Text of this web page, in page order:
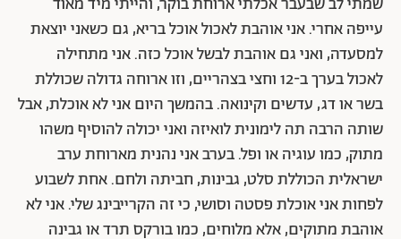
שמתי לב שבעבר אכלתי ארוחת בוקר, והייתי מיד מאוד
עייפה אחרי. אני אוהבת לאכול אוכל בריא, גם כשאני יוצאת
למסעדה, ואני גם אוהבת לבשל אוכל כזה. אני מתחילה
לאכול בערך ב-12 וחצי בצהריים, וזו ארוחה גדולה שכוללת
בשר או דג, עדשים וקינואה. בהמשך היום אני לא אוכלת, אבל
שותה הרבה תה לימונית לואיזה ואני יכולה להוסיף משהו
מתוק, כמו עוגיה או ופל. בערב אני נהנית מארוחת ערב
ישראלית הכוללת סלט, גבינות, חביתה ולחם. אחת לשבוע
לפחות אני אוכלת פסטה וסושי, כי זה הקרייבינג שלי. אני לא
אוהבת מתוקים, אלא מלוחים, כמו בורקס תרד או גבינה